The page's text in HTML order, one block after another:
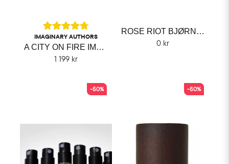
IMAGINARY AUTHORS
A CITY ON FIRE IMAGINARY AUTHORS
1 199 kr
ROSE RIOT BJØRN PARFUME
0 kr
-50% -50%